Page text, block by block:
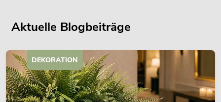
Aktuelle Blogbeiträge
DEKORATION